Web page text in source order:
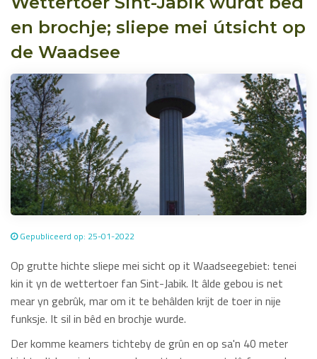
en brochje; sliepe mei útsicht op
de Waadsee
Gepubliceerd op: 25-01-2022
Op grutte hichte sliepe mei sicht op it Waadseegebiet: tenei
kin it yn de wettertoer fan Sint-Jabik. It âlde gebou is net
mear yn gebrûk, mar om it te behâlden krijt de toer in nije
funksje. It sil in bêd en brochje wurde.
Der komme keamers tichteby de grûn en op sa'n 40 meter